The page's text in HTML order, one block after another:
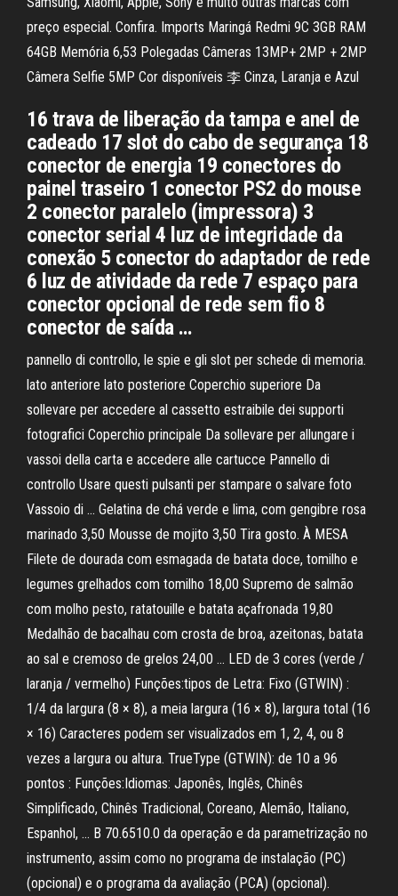
preço especial. Confira. Imports Maringá Redmi 9C 3GB RAM
64GB Memória 6,53 Polegadas Câmeras 13MP+ 2MP + 2MP
Câmera Selfie 5MP Cor disponíveis 李 Cinza, Laranja e Azul
16 trava de liberação da tampa e anel de
cadeado 17 slot do cabo de segurança 18
conector de energia 19 conectores do
painel traseiro 1 conector PS2 do mouse
2 conector paralelo (impressora) 3
conector serial 4 luz de integridade da
conexão 5 conector do adaptador de rede
6 luz de atividade da rede 7 espaço para
conector opcional de rede sem fio 8
conector de saída …
pannello di controllo, le spie e gli slot per schede di memoria.
lato anteriore lato posteriore Coperchio superiore Da
sollevare per accedere al cassetto estraibile dei supporti
fotografici Coperchio principale Da sollevare per allungare i
vassoi della carta e accedere alle cartucce Pannello di
controllo Usare questi pulsanti per stampare o salvare foto
Vassoio di … Gelatina de chá verde e lima, com gengibre rosa
marinado 3,50 Mousse de mojito 3,50 Tira gosto. À MESA
Filete de dourada com esmagada de batata doce, tomilho e
legumes grelhados com tomilho 18,00 Supremo de salmão
com molho pesto, ratatouille e batata açafronada 19,80
Medalhão de bacalhau com crosta de broa, azeitonas, batata
ao sal e cremoso de grelos 24,00 … LED de 3 cores (verde /
laranja / vermelho) Funções:tipos de Letra: Fixo (GTWIN) :
1/4 da largura (8 × 8), a meia largura (16 × 8), largura total (16
× 16) Caracteres podem ser visualizados em 1, 2, 4, ou 8
vezes a largura ou altura. TrueType (GTWIN): de 10 a 96
pontos : Funções:Idiomas: Japonês, Inglês, Chinês
Simplificado, Chinês Tradicional, Coreano, Alemão, Italiano,
Espanhol, … B 70.6510.0 da operação e da parametrização no
instrumento, assim como no programa de instalação (PC)
(opcional) e o programa da avaliação (PCA) (opcional).